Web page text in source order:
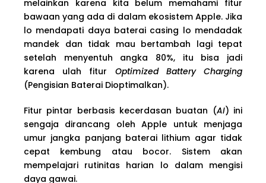
melainkan karena kita belum memahami fitur
bawaan yang ada di dalam ekosistem Apple. Jika
lo mendapati daya baterai casing lo mendadak
mandek dan tidak mau bertambah lagi tepat
setelah menyentuh angka 80%, itu bisa jadi
karena ulah fitur Optimized Battery Charging
(Pengisian Baterai Dioptimalkan).
Fitur pintar berbasis kecerdasan buatan (AI) ini
sengaja dirancang oleh Apple untuk menjaga
umur jangka panjang baterai lithium agar tidak
cepat kembung atau bocor. Sistem akan
mempelajari rutinitas harian lo dalam mengisi
daya gawai.